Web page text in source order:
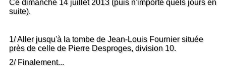
Ce dimanche 14 juillet 2013 (puis n'importe quels jours en
suite).
1/ Aller jusqu'à la tombe de Jean-Louis Fournier située
près de celle de Pierre Desproges, division 10.
2/ Finalement...